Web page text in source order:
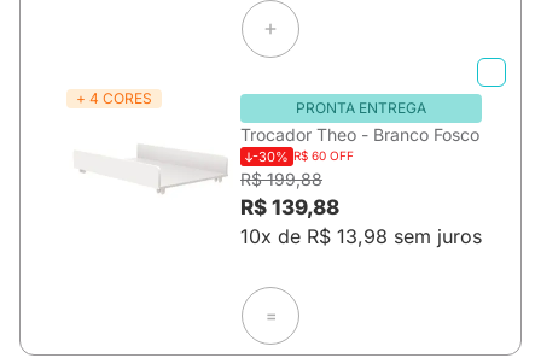
+ 4 CORES
PRONTA ENTREGA
Trocador Theo - Branco Fosco
-30% R$ 60 OFF
R$ 199,88
R$ 139,88
10x de R$ 13,98 sem juros
=